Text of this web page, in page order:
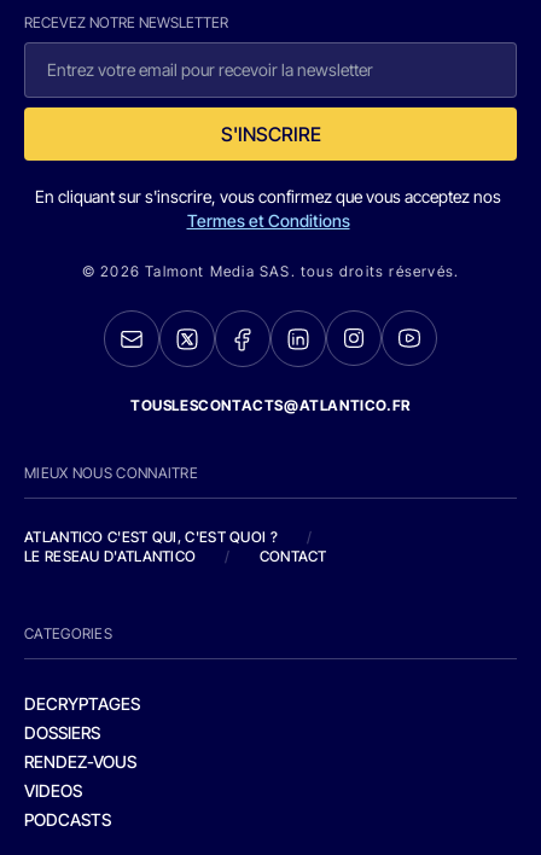
RECEVEZ NOTRE NEWSLETTER
S'INSCRIRE
En cliquant sur s'inscrire, vous confirmez que vous acceptez nos
Termes et Conditions
© 2026 Talmont Media SAS. tous droits réservés.
TOUSLESCONTACTS@ATLANTICO.FR
MIEUX NOUS CONNAITRE
ATLANTICO C'EST QUI, C'EST QUOI ?
/
LE RESEAU D'ATLANTICO
/ CONTACT
CATEGORIES
DECRYPTAGES
DOSSIERS
RENDEZ-VOUS
VIDEOS
PODCASTS